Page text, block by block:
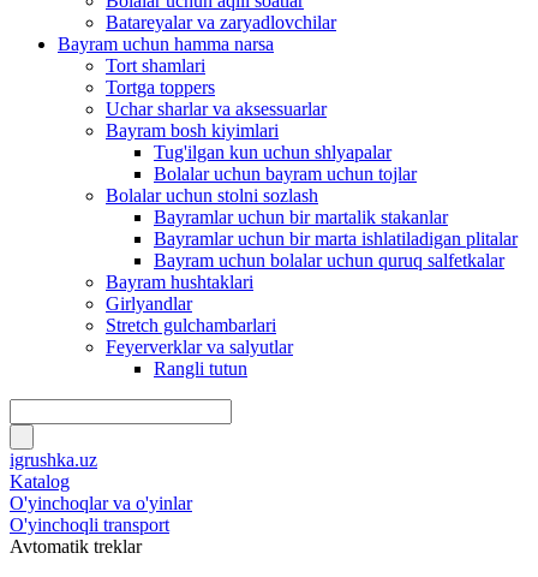
Batareyalar va zaryadlovchilar
Bayram uchun hamma narsa
Tort shamlari
Tortga toppers
Uchar sharlar va aksessuarlar
Bayram bosh kiyimlari
Tug'ilgan kun uchun shlyapalar
Bolalar uchun bayram uchun tojlar
Bolalar uchun stolni sozlash
Bayramlar uchun bir martalik stakanlar
Bayramlar uchun bir marta ishlatiladigan plitalar
Bayram uchun bolalar uchun quruq salfetkalar
Bayram hushtaklari
Girlyandlar
Stretch gulchambarlari
Feyerverklar va salyutlar
Rangli tutun
igrushka.uz
Katalog
O'yinchoqlar va o'yinlar
O'yinchoqli transport
Avtomatik treklar